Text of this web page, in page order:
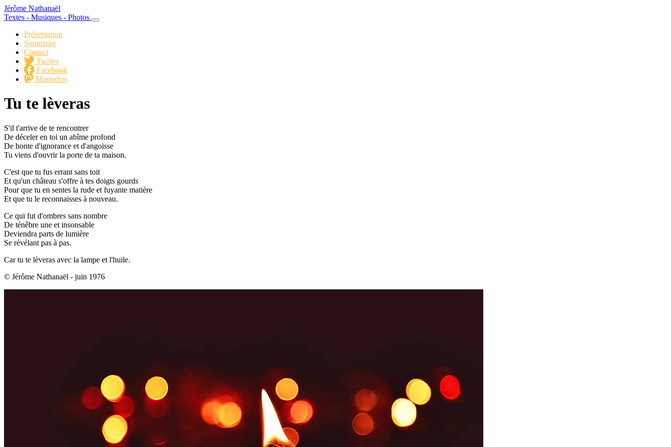
Jérôme Nathanaël
Textes - Musiques - Photos
Présentation
Sommaire
Contact
Twitter
Facebook
Mastodon
Tu te lèveras
S'il t'arrive de te rencontrer
De déceler en toi un abîme profond
De honte d'ignorance et d'angoisse
Tu viens d'ouvrir la porte de ta maison.
C'est que tu fus errant sans toit
Et qu'un château s'offre à tes doigts gourds
Pour que tu en sentes la rude et fuyante matière
Et que tu le reconnaisses à nouveau.
Ce qui fut d'ombres sans nombre
De ténêbre une et insonsable
Deviendra parts de lumière
Se révélant pas à pas.
Car tu te lèveras avec la lampe et l'huile.
© Jérôme Nathanaël - juin 1976